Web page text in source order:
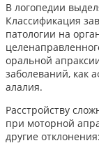
В логопедии
Классификация
патологии на
оральной
заболеваний, как
алалия.
Расстройству
при моторной
другие отклонения: